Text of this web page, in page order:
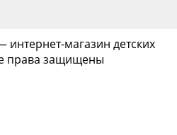
магазин детских
права защищены